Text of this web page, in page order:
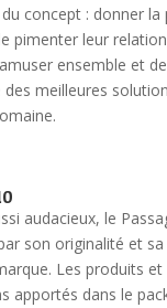
concept : donner la
pimenter leur
ensemble et
des meilleures
audacieux, le
son originalité et
Les produits et
apportés dans le